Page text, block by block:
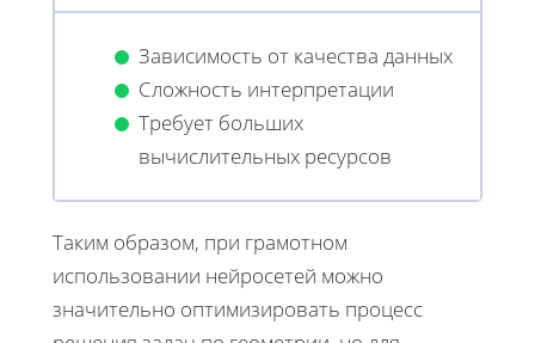
Зависимость от качества данных
Сложность интерпретации
Требует больших
вычислительных ресурсов
Таким образом, при грамотном
использовании нейросетей можно
значительно оптимизировать процесс